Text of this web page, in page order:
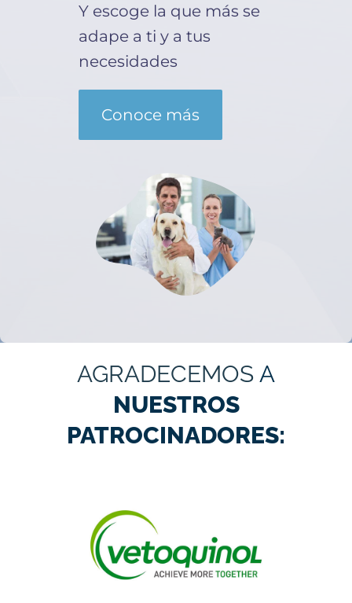
Y escoge la que más se
adape a ti y a tus
necesidades
Conoce más
AGRADECEMOS A
NUESTROS
PATROCINADORES: